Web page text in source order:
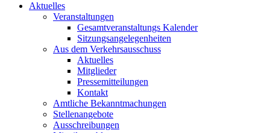
Aktuelles
Veranstaltungen
Gesamtveranstaltungs Kalender
Sitzungsangelegenheiten
Aus dem Verkehrsausschuss
Aktuelles
Mitglieder
Pressemitteilungen
Kontakt
Amtliche Bekanntmachungen
Stellenangebote
Ausschreibungen